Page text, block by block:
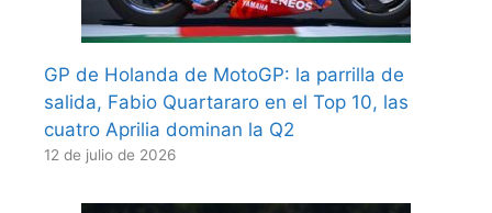
GP de Holanda de MotoGP: la parrilla de
salida, Fabio Quartararo en el Top 10, las
cuatro Aprilia dominan la Q2
12 de julio de 2026